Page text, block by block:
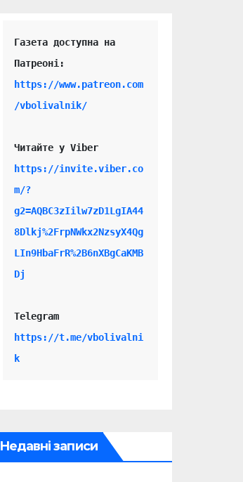
Газета доступна на
https://www.patreon.com
/vbolivalnik/
Читайте у Viber
https://invite.viber.co
m/?
g2=AQBC3zIilw7zD1LgIA44
8Dlkj%2FrpNWkx2NzsyX4Qg
LIn9HbaFrR%2B6nXBgCaKMB
Dj
Telegram
https://t.me/vbolivalni
k
Недавні записи